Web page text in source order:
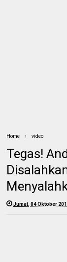
Home video
Tegas!
Jumat, 04 Oktober